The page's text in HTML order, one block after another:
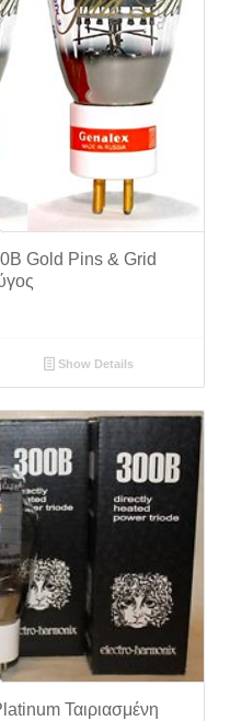
Gold Pins & Grid
Show Details
Ταιριασμένη